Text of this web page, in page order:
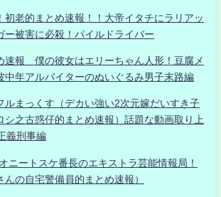
初老的まとめ速報！！大帝イタチにラリアッ
ー被害に必殺！パイルドライバー
速報 僕の彼女はエリーちゃん人形！豆腐メ
中年アルバイターのぬいぐるみ男子末路編
ルまっくす（デカい強い2次元嫁だいすき子
シ之古惑仔的まとめ速報）話題な動画取り上
義刑事編
ニートスケ番長のエキストラ芸能情報局！
んの自宅警備員的まとめ速報）